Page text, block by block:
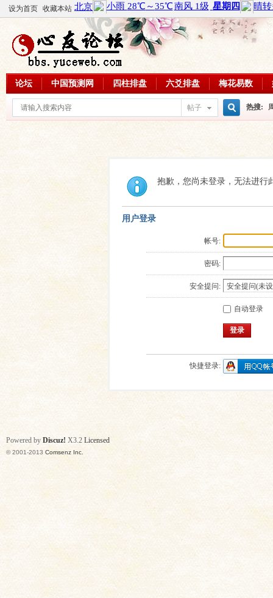
设为首页 收藏本站
论坛 中国预测网 四柱排盘 六爻排盘 梅花易数
帖子
索
热搜:
周易教
每日一
抱歉，您尚未登录，无法进行
用户登录
帐号:
密码:
安全提问:
自动登录
登录
快捷登录:
Powered by Discuz! X3.2 Licensed
© 2001-2013 Comsenz Inc.